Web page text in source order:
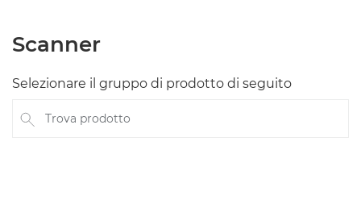
Scanner
Selezionare il gruppo di prodotto di seguito
Trova prodotto